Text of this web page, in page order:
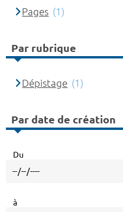
Pages (1)
Par rubrique
Dépistage (1)
Par date de création
Du
à